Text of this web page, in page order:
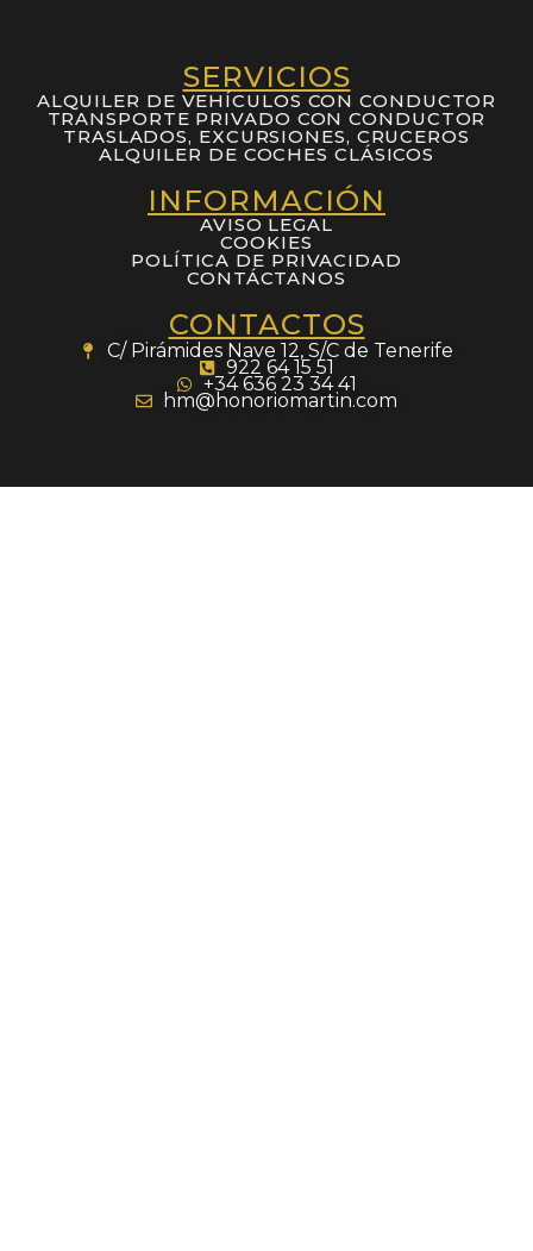
SERVICIOS
ALQUILER DE VEHÍCULOS CON CONDUCTOR
TRANSPORTE PRIVADO CON CONDUCTOR
TRASLADOS, EXCURSIONES, CRUCEROS
ALQUILER DE COCHES CLÁSICOS
INFORMACIÓN
AVISO LEGAL
COOKIES
POLÍTICA DE PRIVACIDAD
CONTÁCTANOS
CONTACTOS
C/ Pirámides Nave 12, S/C de Tenerife
922 64 15 51
+34 636 23 34 41
hm@honoriomartin.com